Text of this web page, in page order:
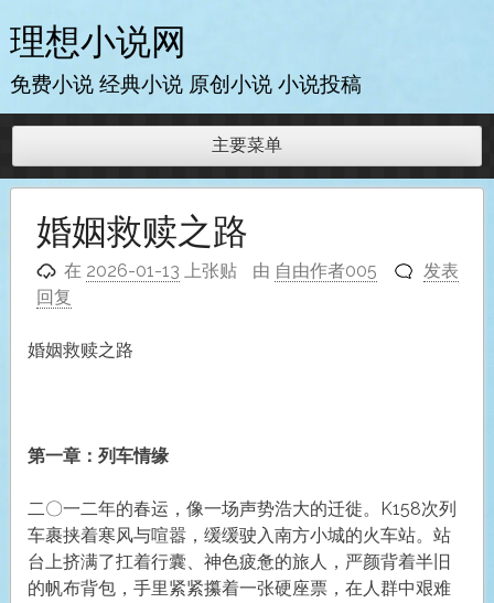
跳
至
内
理想小说网
免费小说 经典小说 原创小说 小说投稿
主要菜单
婚姻救赎之路
在 2026-01-13 上张贴 由 自由作者005
发表
回复
婚姻救赎之路
第一章：列车情缘
二〇一二年的春运，像一场声势浩大的迁徙。K158次列
车裹挟着寒风与喧嚣，缓缓驶入南方小城的火车站。站
台上挤满了扛着行囊、神色疲惫的旅人，严颜背着半旧
的帆布背包，手里紧紧攥着一张硬座票，在人群中艰难